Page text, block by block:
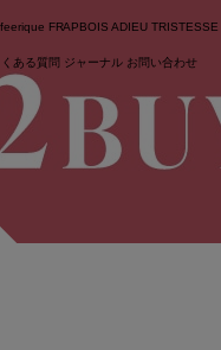
feerique FRAPBOIS ADIEU TRISTESSE
くある質問 ジャーナル お問い合わせ